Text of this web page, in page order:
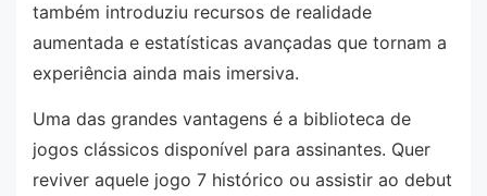
também introduziu recursos de realidade
aumentada e estatísticas avançadas que tornam a
experiência ainda mais imersiva.
Uma das grandes vantagens é a biblioteca de
jogos clássicos disponível para assinantes. Quer
reviver aquele jogo 7 histórico ou assistir ao debut